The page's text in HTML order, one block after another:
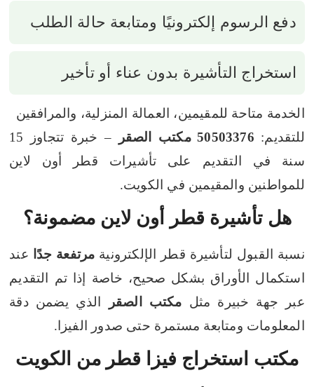
دفع الرسوم إلكترونيًا ومتابعة حالة الطلب
استخراج التأشيرة بدون عناء أو تأخير
الخدمة متاحة للمقيمين، العمالة المنزلية، والمرافقين
للتقديم: 50503376 مكتب الصقر
– خبرة تتجاوز 15
سنة في التقديم على تأشيرات قطر أون لاين
للمواطنين والمقيمين في الكويت.
هل تأشيرة قطر أون لاين مضمونة؟
نسبة القبول لتأشيرة قطر الإلكترونية مرتفعة جدًا
عند
استكمال الأوراق بشكل صحيح، خاصة إذا تم التقديم
عبر جهة خبيرة مثل مكتب الصقر
الذي يضمن دقة
المعلومات ومتابعة مستمرة حتى صدور الفيزا.
مكتب استخراج فيزا قطر من الكويت